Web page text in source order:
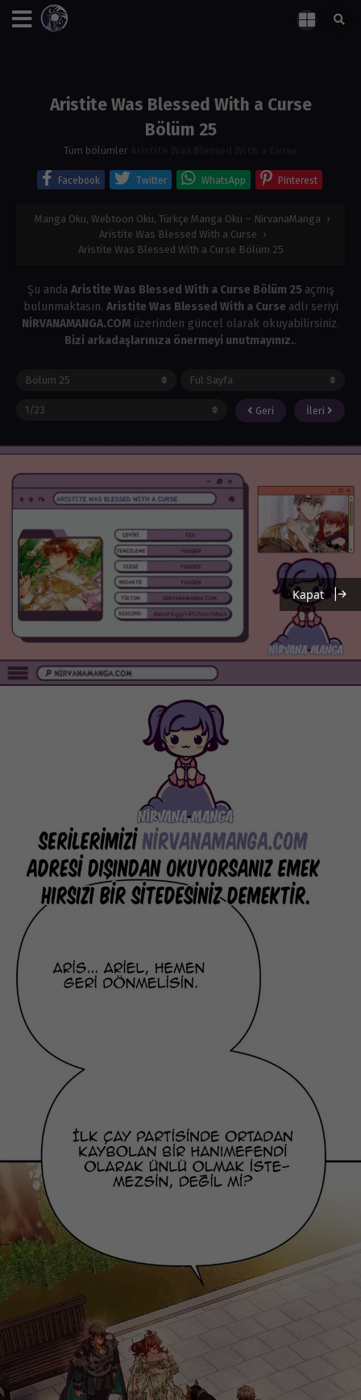
Aristite Was Blessed With a Curse
Bölüm 25
Tüm bölümler Aristite Was Blessed With a Curse
Facebook Twitter WhatsApp Pinterest
Manga Oku, Webtoon Oku, Türkçe Manga Oku – NirvanaManga ›
Aristite Was Blessed With a Curse ›
Aristite Was Blessed With a Curse Bölüm 25
Şu anda Aristite Was Blessed With a Curse Bölüm 25 açmış
bulunmaktasın. Aristite Was Blessed With a Curse adlı seriyi
NİRVANAMANGA.COM üzerinden güncel olarak okuyabilirsiniz.
Bizi arkadaşlarınıza önermeyi unutmayınız..
Geri İleri
Kapat